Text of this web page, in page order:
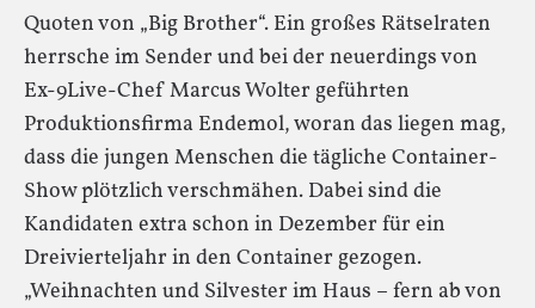
Quoten von „Big Brother“. Ein großes Rätselraten
herrsche im Sender und bei der neuerdings von
Ex-9Live-Chef Marcus Wolter geführten
Produktionsfirma Endemol, woran das liegen mag,
dass die jungen Menschen die tägliche Container-
Show plötzlich verschmähen. Dabei sind die
Kandidaten extra schon in Dezember für ein
Dreivierteljahr in den Container gezogen.
„Weihnachten und Silvester im Haus – fern ab von